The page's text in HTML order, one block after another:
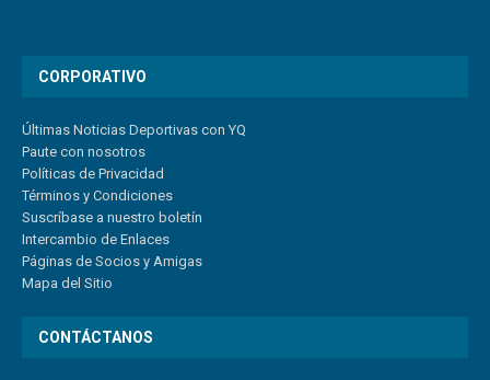
CORPORATIVO
Últimas Noticias Deportivas con YQ
Paute con nosotros
Políticas de Privacidad
Términos y Condiciones
Suscríbase a nuestro boletín
Intercambio de Enlaces
Páginas de Socios y Amigas
Mapa del Sitio
CONTÁCTANOS